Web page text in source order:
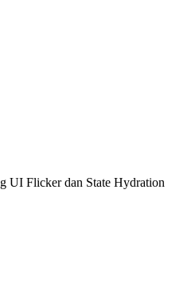
UI Flicker dan State Hydration